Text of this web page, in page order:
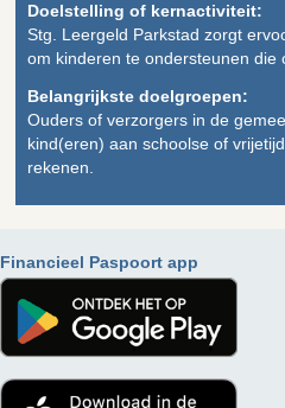
Doelstelling of kernactiviteit:
Stg. Leergeld Parkstad zorgt
om kinderen te ondersteunen die
Belangrijkste doelgroepen:
Ouders of verzorgers in de
kind(eren) aan schoolse of
rekenen.
Financieel Paspoort app